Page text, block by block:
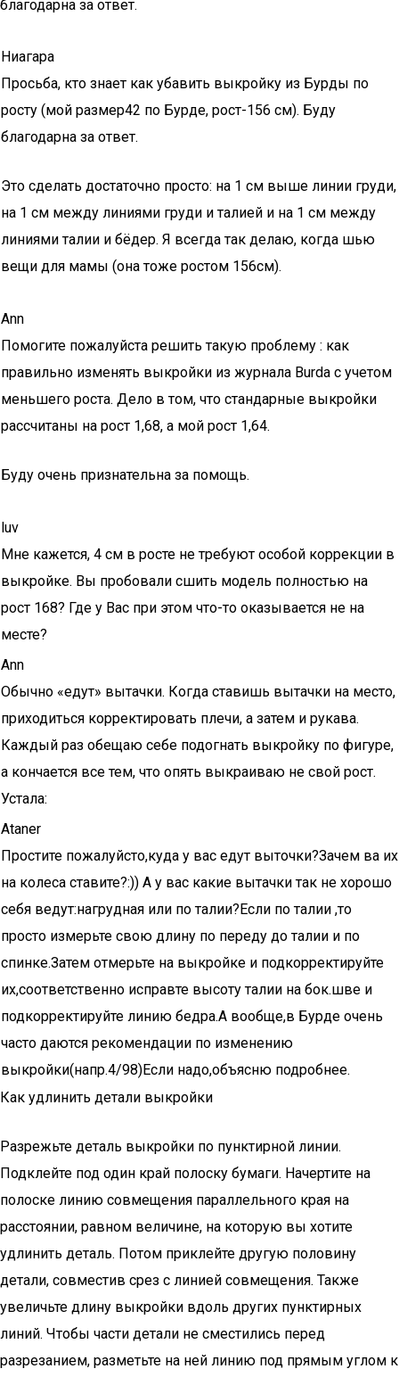
благодарна за ответ.
Ниагара
Просьба, кто знает как убавить выкройку из Бурды по
росту (мой размер42 по Бурде, рост-156 см). Буду
благодарна за ответ.
Это сделать достаточно просто: на 1 см выше линии груди,
на 1 см между линиями груди и талией и на 1 см между
линиями талии и бёдер. Я всегда так делаю, когда шью
вещи для мамы (она тоже ростом 156см).
Ann
Помогите пожалуйста решить такую проблему : как
правильно изменять выкройки из журнала Burda с учетом
меньшего роста. Дело в том, что стандарные выкройки
рассчитаны на рост 1,68, а мой рост 1,64.
Буду очень признательна за помощь.
luv
Мне кажется, 4 см в росте не требуют особой коррекции в
выкройке. Вы пробовали сшить модель полностью на
рост 168? Где у Вас при этом что-то оказывается не на
месте?
Ann
Обычно «едут» вытачки. Когда ставишь вытачки на место,
приходиться корректировать плечи, а затем и рукава.
Каждый раз обещаю себе подогнать выкройку по фигуре,
а кончается все тем, что опять выкраиваю не свой рост.
Устала:
Ataner
Простите пожалуйсто,куда у вас едут выточки?Зачем ва их
на колеса ставите?:)) А у вас какие вытачки так не хорошо
себя ведут:нагрудная или по талии?Если по талии ,то
просто измерьте свою длину по переду до талии и по
спинке.Затем отмерьте на выкройке и подкорректируйте
их,соответственно исправте высоту талии на бок.шве и
подкорректируйте линию бедра.А вообще,в Бурде очень
часто даются рекомендации по изменению
выкройки(напр.4/98)Если надо,объясню подробнее.
Как удлинить детали выкройки
Разрежьте деталь выкройки по пунктирной линии.
Подклейте под один край полоску бумаги. Начертите на
полоске линию совмещения параллельного края на
расстоянии, равном величине, на которую вы хотите
удлинить деталь. Потом приклейте другую половину
детали, совместив срез с линией совмещения. Также
увеличьте длину выкройки вдоль других пунктирных
линий. Чтобы части детали не сместились перед
разрезанием, разметьте на ней линию под прямым углом к